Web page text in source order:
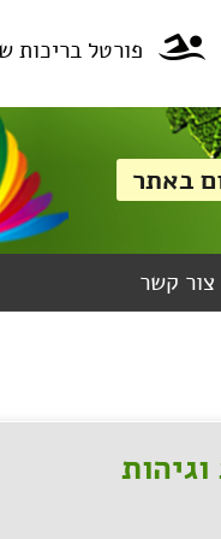
פורטל בריכות
צור קשר